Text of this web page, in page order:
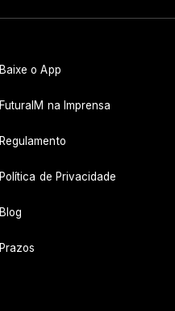
Baixe o App
FuturaIM na Imprensa
Regulamento
Política de Privacidade
Blog
Prazos